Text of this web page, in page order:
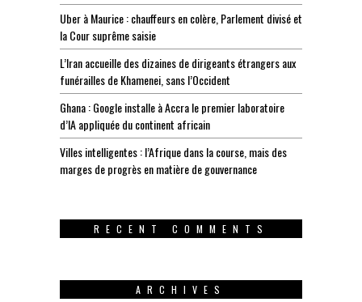
Uber à Maurice : chauffeurs en colère, Parlement divisé et
la Cour suprême saisie
L’Iran accueille des dizaines de dirigeants étrangers aux
funérailles de Khamenei, sans l’Occident
Ghana : Google installe à Accra le premier laboratoire
d’IA appliquée du continent africain
Villes intelligentes : l’Afrique dans la course, mais des
marges de progrès en matière de gouvernance
RECENT COMMENTS
ARCHIVES